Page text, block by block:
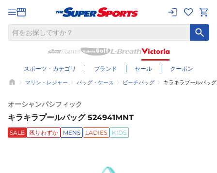
スポーツ・カテゴリ ブランド セール クーポン
マリン・レジャー バッグ・ケース ビーチバッグ キラキラプールバッ
オーシャンパシフィック
キラキラプールバッグ 524941MNT
SALE 残りわずか MENS LADIES KIDS